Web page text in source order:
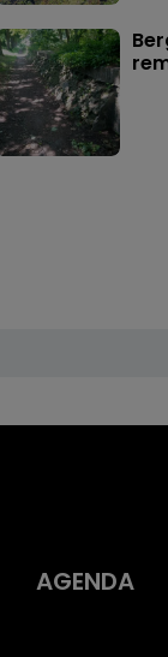
AGENDA